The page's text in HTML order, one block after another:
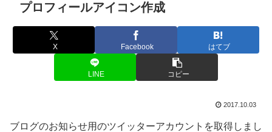
プロフィールアイコン作成
X Facebook はてブ
LINE コピー
2017.10.03
ブログのお知らせ用のツイッターアカウントを取得しまし